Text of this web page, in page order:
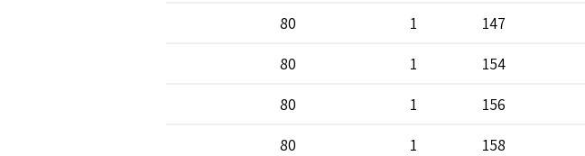
147
1
80
154
1
80
156
1
80
158
1
80